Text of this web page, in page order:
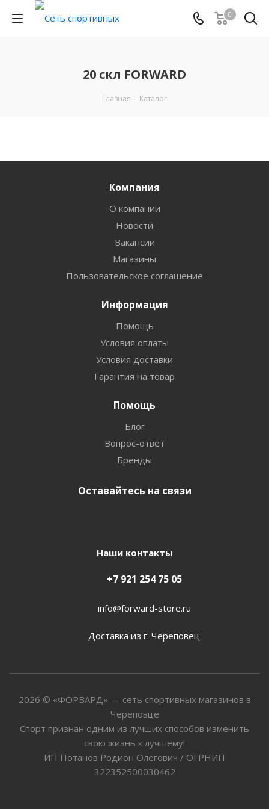
0
20 скл FORWARD
Главная - Каталог
Компания
О компании
Новости
Вакансии
Магазины
Пользовательское соглашение
Информация
Помощь
Условия оплаты
Условия доставки
Гарантия на товар
Помощь
Блог
Вопрос-ответ
Бренды
Оставайтесь на связи
Наши контакты
+7 921 254 75 05
info@forward-store.ru
Доставка из г. Череповец
2026 © «ФОРВАРД» — сеть спортивных магазинов в
Череповце
Спорт признан одним из лучших способов изменить
свою жизнь к лучшему!
ИП Потанов Родион Олегович / ОГРНИП
322352500030462